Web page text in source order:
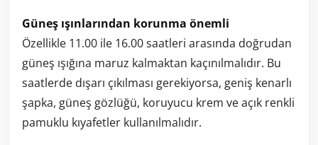
Güneş ışınlarından korunma önemli
Özellikle 11.00 ile 16.00 saatleri arasında doğrudan
güneş ışığına maruz kalmaktan kaçınılmalıdır. Bu
saatlerde dışarı çıkılması gerekiyorsa, geniş kenarlı
şapka, güneş gözlüğü, koruyucu krem ve açık renkli
pamuklu kıyafetler kullanılmalıdır.